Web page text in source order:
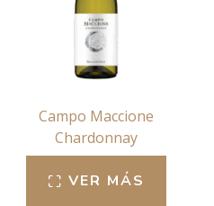
Campo Maccione
Chardonnay
VER MÁS